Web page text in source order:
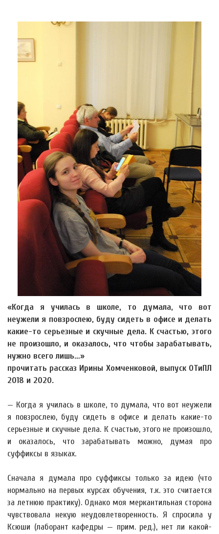
«Когда я училась в школе, то думала, что вот
неужели я повзрослею, буду сидеть в офисе и делать
какие-то серьезные и скучные дела. К счастью, этого
не произошло, и оказалось, что чтобы зарабатывать,
нужно всего лишь…»
прочитать рассказ Ирины Хомченковой, выпуск ОТиПЛ
2018 и 2020.
— Когда я училась в школе, то думала, что вот неужели
я повзрослею, буду сидеть в офисе и делать какие-то
серьезные и скучные дела. К счастью, этого не произошло,
и оказалось, что зарабатывать можно, думая про
суффиксы в языках.
Сначала я думала про суффиксы только за идею (что
нормально на первых курсах обучения, т.к. это считается
за летнюю практику). Однако моя меркантильная сторона
чувствовала некую неудовлетворенность. Я спросила у
Ксюши (лаборант кафедры — прим. ред.), нет ли какой-